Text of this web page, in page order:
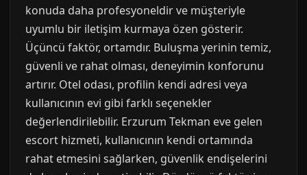
konuda daha profesyoneldir ve müşteriyle
uyumlu bir iletişim kurmaya özen gösterir.
Üçüncü faktör, ortamdır. Buluşma yerinin temiz,
güvenli ve rahat olması, deneyimin konforunu
artırır. Otel odası, profilin kendi adresi veya
kullanıcının evi gibi farklı seçenekler
değerlendirilebilir. Erzurum Tekman eve gelen
escort hizmeti, kullanıcının kendi ortamında
rahat etmesini sağlarken, güvenlik endişelerini